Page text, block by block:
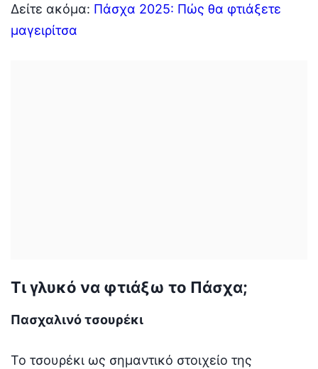
Δείτε ακόμα: Πάσχα 2025: Πώς θα φτιάξετε
μαγειρίτσα
Τι γλυκό να φτιάξω το Πάσχα;
Πασχαλινό τσουρέκι
Το τσουρέκι ως σημαντικό στοιχείο της